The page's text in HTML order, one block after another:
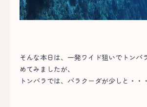
そんな本日は、一発ワイド狙いでトンバ
めてみましたが、
トンバラでは、バラクーダが少しと・・